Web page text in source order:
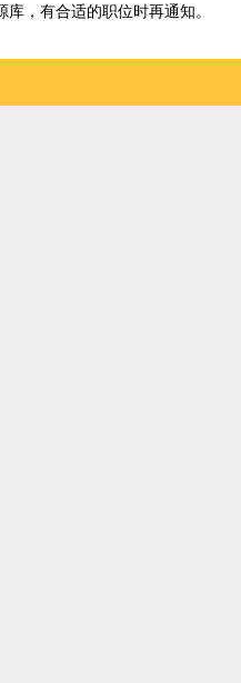
，有合适的职位时再通知。